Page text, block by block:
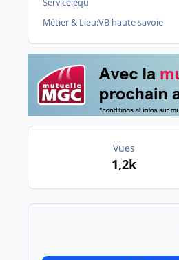
Service:equ
Métier & Lieu:VB haute savoie
Vues
1,2k